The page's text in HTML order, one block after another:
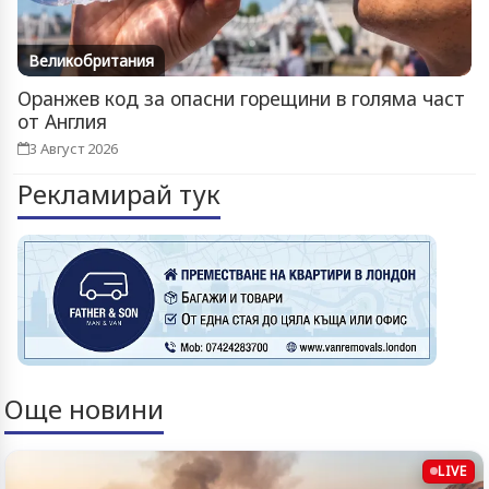
Великобритания
Оранжев код за опасни горещини в голяма част
от Англия
3 Август 2026
Рекламирай тук
Още новини
LIVE